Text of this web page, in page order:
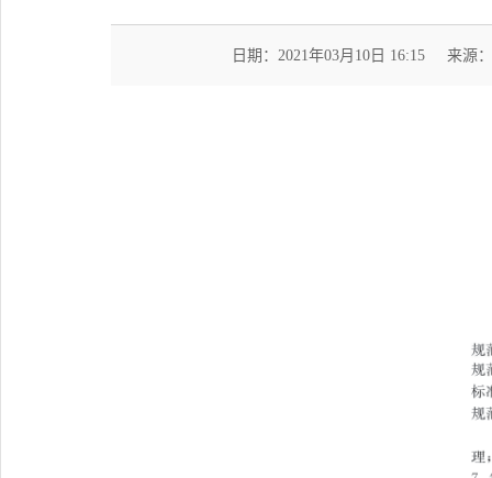
日期：2021年03月10日 16:15 来源：